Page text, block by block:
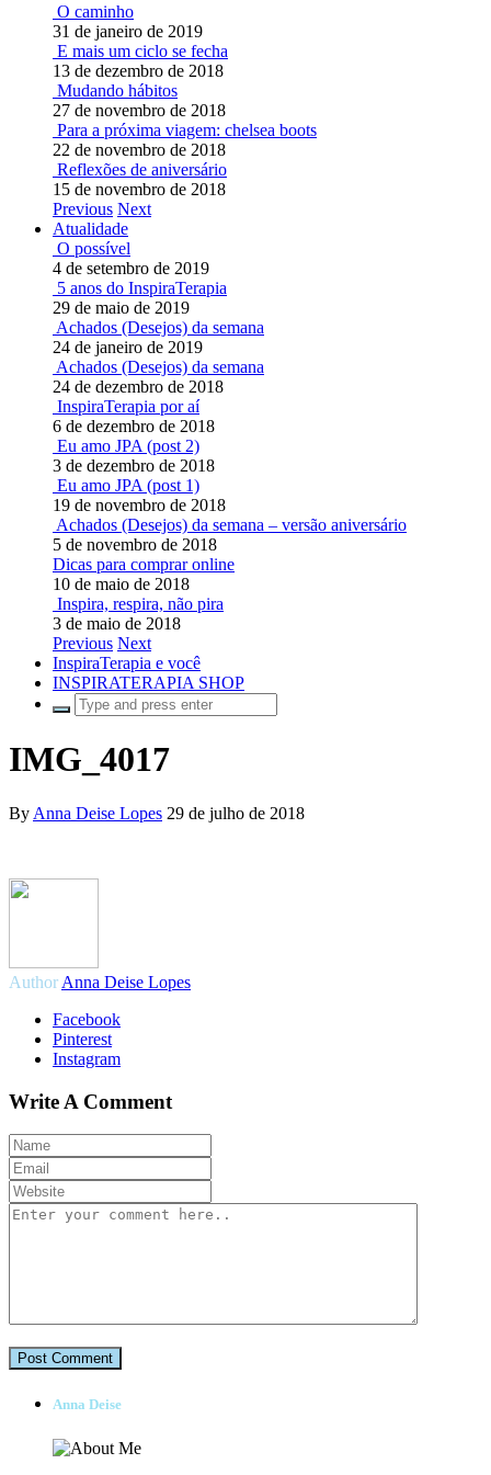
O caminho
31 de janeiro de 2019
E mais um ciclo se fecha
13 de dezembro de 2018
Mudando hábitos
27 de novembro de 2018
Para a próxima viagem: chelsea boots
22 de novembro de 2018
Reflexões de aniversário
15 de novembro de 2018
Previous Next
Atualidade
O possível
4 de setembro de 2019
5 anos do InspiraTerapia
29 de maio de 2019
Achados (Desejos) da semana
24 de janeiro de 2019
Achados (Desejos) da semana
24 de dezembro de 2018
InspiraTerapia por aí
6 de dezembro de 2018
Eu amo JPA (post 2)
3 de dezembro de 2018
Eu amo JPA (post 1)
19 de novembro de 2018
Achados (Desejos) da semana – versão aniversário
5 de novembro de 2018
Dicas para comprar online
10 de maio de 2018
Inspira, respira, não pira
3 de maio de 2018
Previous Next
InspiraTerapia e você
INSPIRATERAPIA SHOP
IMG_4017
By Anna Deise Lopes 29 de julho de 2018
Author Anna Deise Lopes
Facebook
Pinterest
Instagram
Write A Comment
Anna Deise